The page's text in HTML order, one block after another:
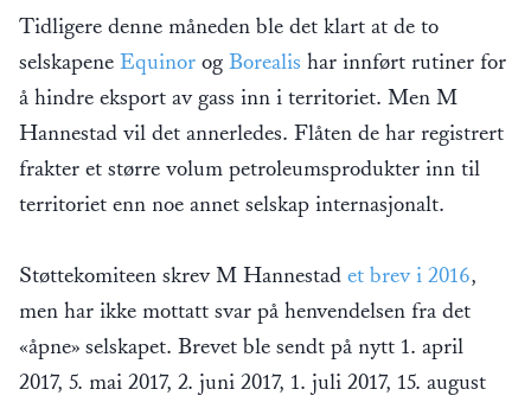
Tidligere denne måneden ble det klart at de to
selskapene Equinor og Borealis har innført rutiner for
å hindre eksport av gass inn i territoriet. Men M
Hannestad vil det annerledes. Flåten de har registrert
frakter et større volum petroleumsprodukter inn til
territoriet enn noe annet selskap internasjonalt.
Støttekomiteen skrev M Hannestad et brev i 2016,
men har ikke mottatt svar på henvendelsen fra det
«åpne» selskapet. Brevet ble sendt på nytt 1. april
2017, 5. mai 2017, 2. juni 2017, 1. juli 2017, 15. august